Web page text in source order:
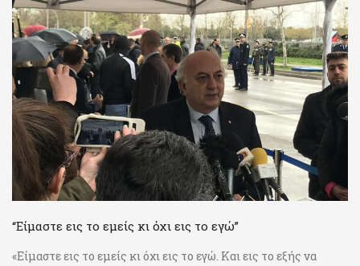
“Είμαστε εις το εμείς κι όχι εις το εγώ”
«Είμαστε εις το εμείς κι όχι εις το εγώ. Και εις το εξής να